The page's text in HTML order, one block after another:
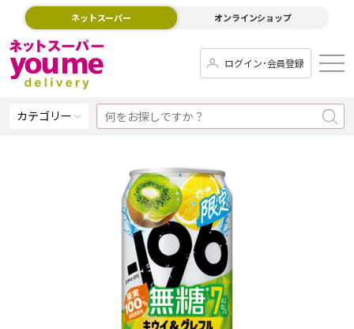
ネットスーパー オンラインショップ
ログイン･会員登録
カテゴリー